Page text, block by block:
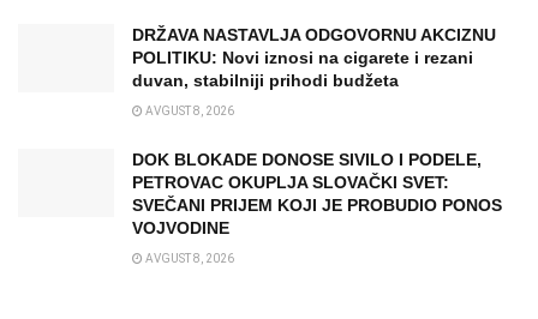
DRŽAVA NASTAVLJA ODGOVORNU AKCIZNU
POLITIKU: Novi iznosi na cigarete i rezani
duvan, stabilniji prihodi budžeta
AVGUST 8, 2026
DOK BLOKADE DONOSE SIVILO I PODELE,
PETROVAC OKUPLJA SLOVAČKI SVET:
SVEČANI PRIJEM KOJI JE PROBUDIO PONOS
VOJVODINE
AVGUST 8, 2026